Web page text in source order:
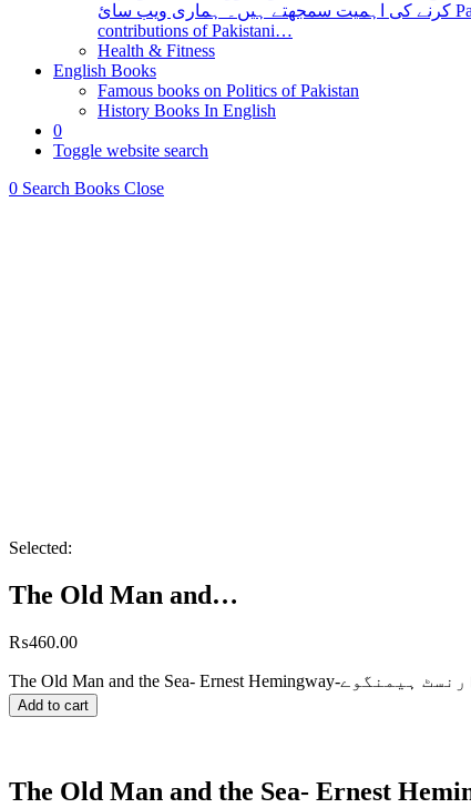
کرنے کی اہمیت سمجھتے ہیں۔ ہماری ویب سائ Pakistan is a country with a rich literary tradition, and Urdu has been an integral part of this tradition for centuries. However, despite the significant
contributions of Pakistani…
Health & Fitness
English Books
Famous books on Politics of Pakistan
History Books In English
0
Toggle website search
0 Search Books Close
Selected:
The Old Man and…
₨460.00
Add to cart